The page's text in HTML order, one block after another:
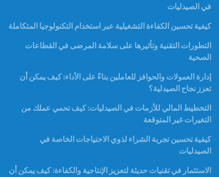
في الصيدليات
كيفية تحسين الكفاءة التشغيلية عبر استخدام التكنولوجيا المتكاملة
التطورات التقنية وتأثيرها على سلامة المرضى في القطاعات
الصحية
إدارة العمولات والحوافز للعاملين بناءً على الأداء: كيف يمكن أن
تعزز نجاح الصيدلية؟
التخطيط المالي للأزمات في الصيدليات: كيف تحمي عملك من
التغيرات غير المتوقعة
كيفية تحسين تجربة الشراء لذوي الاحتياجات الخاصة في
الصيدليات
الاستثمار في تقنيات حديثة لتعزيز الإنتاجية والكفاءة: كيف يمكن أن